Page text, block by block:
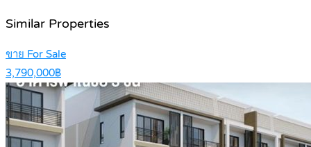
Similar Properties
ขาย For Sale
3,790,000฿